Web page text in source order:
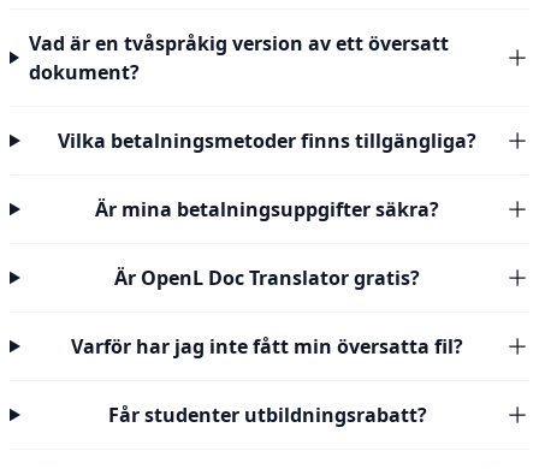
Vad är en tvåspråkig version av ett översatt
dokument?
Vilka betalningsmetoder finns tillgängliga?
Är mina betalningsuppgifter säkra?
Är OpenL Doc Translator gratis?
Varför har jag inte fått min översatta fil?
Får studenter utbildningsrabatt?